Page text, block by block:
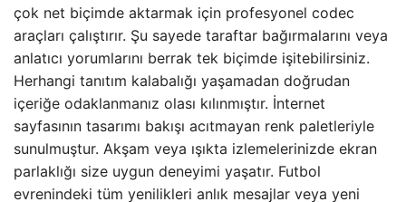
çok net biçimde aktarmak için profesyonel codec
araçları çalıştırır. Şu sayede taraftar bağırmalarını veya
anlatıcı yorumlarını berrak tek biçimde işitebilirsiniz.
Herhangi tanıtım kalabalığı yaşamadan doğrudan
içeriğe odaklanmanız olası kılınmıştır. İnternet
sayfasının tasarımı bakışı acıtmayan renk paletleriyle
sunulmuştur. Akşam veya ışıkta izlemelerinizde ekran
parlaklığı size uygun deneyimi yaşatır. Futbol
evrenindeki tüm yenilikleri anlık mesajlar veya yeni